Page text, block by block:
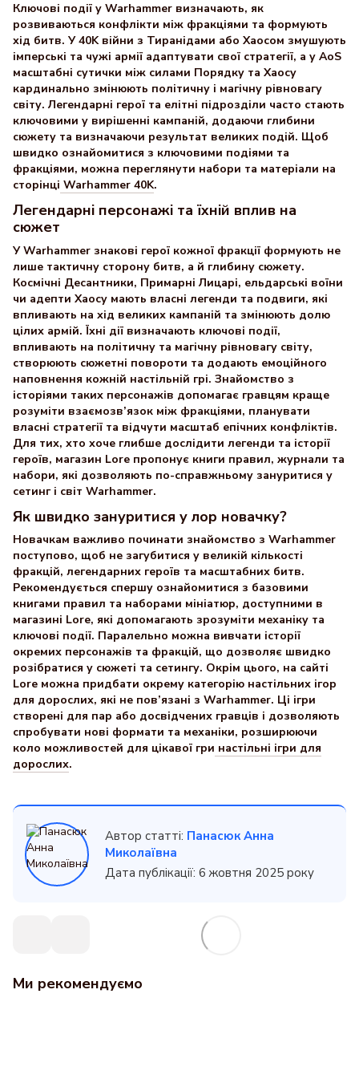
Ключові події у Warhammer визначають, як
розвиваються конфлікти між фракціями та формують
хід битв. У 40K війни з Тиранідами або Хаосом змушують
імперські та чужі армії адаптувати свої стратегії, а у AoS
масштабні сутички між силами Порядку та Хаосу
кардинально змінюють політичну і магічну рівновагу
світу. Легендарні герої та елітні підрозділи часто стають
ключовими у вирішенні кампаній, додаючи глибини
сюжету та визначаючи результат великих подій. Щоб
швидко ознайомитися з ключовими подіями та
фракціями, можна переглянути набори та матеріали на
сторінці Warhammer 40K.
Легендарні персонажі та їхній вплив на
сюжет
У Warhammer знакові герої кожної фракції формують не
лише тактичну сторону битв, а й глибину сюжету.
Космічні Десантники, Примарні Лицарі, ельдарські воїни
чи адепти Хаосу мають власні легенди та подвиги, які
впливають на хід великих кампаній та змінюють долю
цілих армій. Їхні дії визначають ключові події,
впливають на політичну та магічну рівновагу світу,
створюють сюжетні повороти та додають емоційного
наповнення кожній настільній грі. Знайомство з
історіями таких персонажів допомагає гравцям краще
розуміти взаємозв’язок між фракціями, планувати
власні стратегії та відчути масштаб епічних конфліктів.
Для тих, хто хоче глибше дослідити легенди та історії
героїв, магазин Lore пропонує книги правил, журнали та
набори, які дозволяють по-справжньому зануритися у
сетинг і світ Warhammer.
Як швидко зануритися у лор новачку?
Новачкам важливо починати знайомство з Warhammer
поступово, щоб не загубитися у великій кількості
фракцій, легендарних героїв та масштабних битв.
Рекомендується спершу ознайомитися з базовими
книгами правил та наборами мініатюр, доступними в
магазині Lore, які допомагають зрозуміти механіку та
ключові події. Паралельно можна вивчати історії
окремих персонажів та фракцій, що дозволяє швидко
розібратися у сюжеті та сетингу. Окрім цього, на сайті
Lore можна придбати окрему категорію настільних ігор
для дорослих, які не пов’язані з Warhammer. Ці ігри
створені для пар або досвідчених гравців і дозволяють
спробувати нові формати та механіки, розширюючи
коло можливостей для цікавої гри настільні ігри для
дорослих.
Автор статті: Панасюк Анна
Миколаївна
Дата публікації: 6 жовтня 2025 року
Ми рекомендуємо